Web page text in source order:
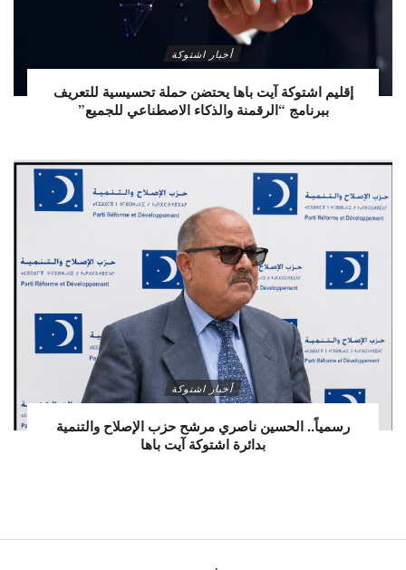
أخبار اشتوكة
إقليم اشتوكة آيت باها يحتضن حملة تحسيسية للتعريف
ببرنامج “الرقمنة والذكاء الاصطناعي للجميع”
أخبار اشتوكة
رسمياً.. الحسين ناصري مرشح حزب الإصلاح والتنمية
بدائرة اشتوكة آيت باها